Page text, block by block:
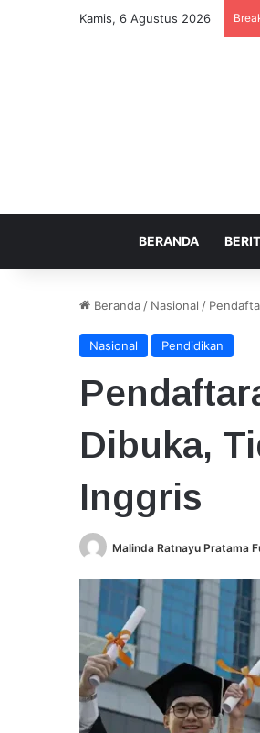
Kamis, 6 Agustus 2026
BERANDA
Beranda / Nasional /
Nasional Pendidikan
Dibuka,
Inggris
Malinda Ratnayu Pratama